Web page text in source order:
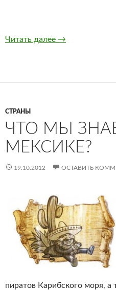
Читать далее Фотодоска:
→
СТРАНЫ
ЧТО МЫ
МЕКСИКЕ?
19.10.2012 ОСТАВИТЬ
пиратов Карибского моря, а